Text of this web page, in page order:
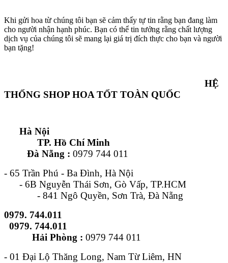
Khi gửi hoa từ chúng tôi bạn sẽ cảm thấy tự tin rằng bạn đang làm
cho người nhận hạnh phúc. Bạn có thể tin tưởng rằng chất lượng
dịch vụ của chúng tôi sẽ mang lại giá trị đích thực cho bạn và người
bạn tặng!
HỆ
THỐNG SHOP HOA TỐT TOÀN QUỐC
Hà Nội
TP. Hồ Chí Minh
Đà Nẵng : 0979 744 011
- 65 Trần Phú - Ba Đình, Hà Nội
- 6B Nguyễn Thái Sơn, Gò Vấp, TP.HCM
- 841 Ngô Quyền, Sơn Trà, Đà Nẵng
0979. 744.011
0979. 744.011
Hải Phòng : 0979 744 011
- 01 Đại Lộ Thăng Long, Nam Từ Liêm, HN